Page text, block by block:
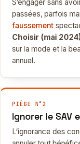
S’engager sans
passées, parfois
faussement
Choisir (mai
sur la mode et la
annuel.
PIÈGE N°2
Ignorer le SAV
L’ignorance des